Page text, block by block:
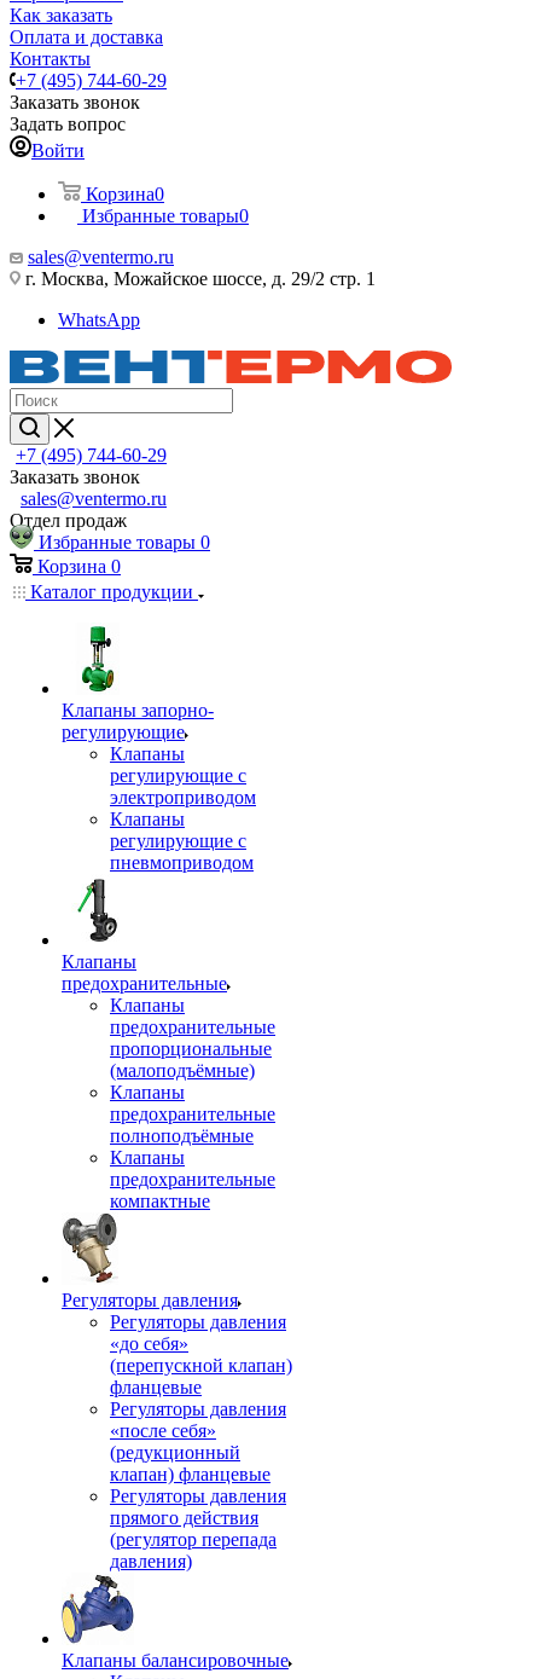
Как заказать
Оплата и доставка
Контакты
+7 (495) 744-60-29
Заказать звонок
Задать вопрос
Войти
Корзина0
Избранные товары0
sales@ventermo.ru
г. Москва, Можайское шоссе, д. 29/2 стр. 1
WhatsApp
+7 (495) 744-60-29
Заказать звонок
sales@ventermo.ru
Отдел продаж
Избранные товары 0
Корзина 0
Каталог продукции
Клапаны запорно-
регулирующие
Клапаны
регулирующие с
электроприводом
Клапаны
регулирующие с
пневмоприводом
Клапаны
предохранительные
Клапаны
предохранительные
пропорциональные
(малоподъёмные)
Клапаны
предохранительные
полноподъёмные
Клапаны
предохранительные
компактные
Регуляторы давления
Регуляторы давления
«до себя»
(перепускной клапан)
фланцевые
Регуляторы давления
«после себя»
(редукционный
клапан) фланцевые
Регуляторы давления
прямого действия
(регулятор перепада
давления)
Клапаны балансировочные